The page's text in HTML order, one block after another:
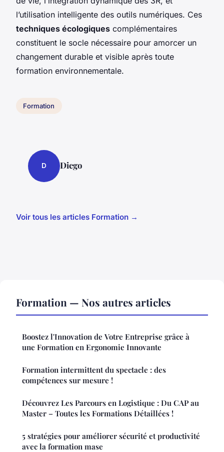
l’utilisation intelligente des outils numériques. Ces
techniques écologiques complémentaires
constituent le socle nécessaire pour amorcer un
changement durable et visible après toute
formation environnementale.
Formation
D Diego
Voir tous les articles Formation →
Formation — Nos autres articles
Boostez l'Innovation de Votre Entreprise grâce à
une Formation en Ergonomie Innovante
Formation intermittent du spectacle : des
compétences sur mesure !
Découvrez Les Parcours en Logistique : Du CAP au
Master – Toutes les Formations Détaillées !
5 stratégies pour améliorer sécurité et productivité
avec la formation mase